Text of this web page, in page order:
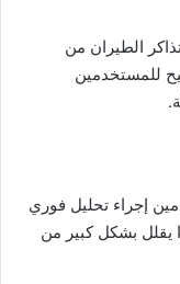
الطيران من
للمستخدمين
إجراء تحليل فوري
يقلل بشكل كبير من